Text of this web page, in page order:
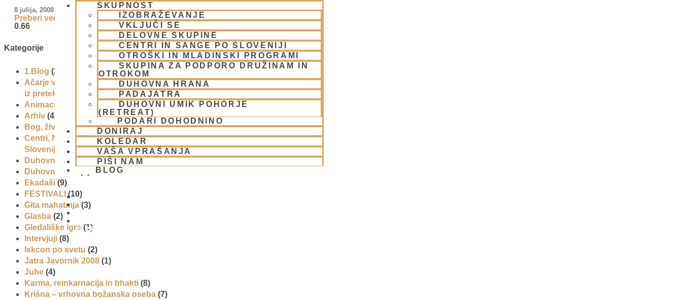
SKUPNOST
IZOBRAŽEVANJE
VKLJUČI SE
DELOVNE SKUPINE
CENTRI IN SANGE PO SLOVENIJI
OTROŠKI IN MLADINSKI PROGRAMI
SKUPINA ZA PODPORO DRUŽINAM IN
OTROKOM
DUHOVNA HRANA
PADAJATRA
DUHOVNI UMIK POHORJE
(RETREAT)
PODARI DOHODNINO
DONIRAJ
KOLEDAR
VAŠA VPRAŠANJA
PIŠI NAM
BLOG
21 24
8 julija, 2008
Preberi več »
Kategorije
1.Blog (26)
Ačarje v sampradaji – duhovni učitelji
iz preteklosti
Animacije
Arhiv (4)
Bog, živo bitje in narava(17)
Centri, Nama hatte in sange po
Sloveniji
(1)
Duhovni učitelj – Šrila Prabhupada(9)
Duhovni umik
Ekadaši (9)
FESTIVALI (10)
Gita mahatmja (3)
Glasba (2)
Gledališke igre (1)
Intervjuji (8)
Iskcon po svetu (2)
Jatra Javornik 2008 (1)
Juhe (4)
Karma, reinkarnacija in bhakti (8)
Krišna – vrhovna božanska oseba (7)